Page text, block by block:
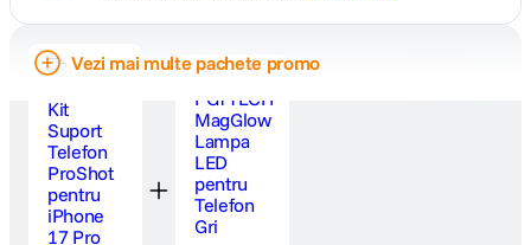
Vezi mai multe pachete promo